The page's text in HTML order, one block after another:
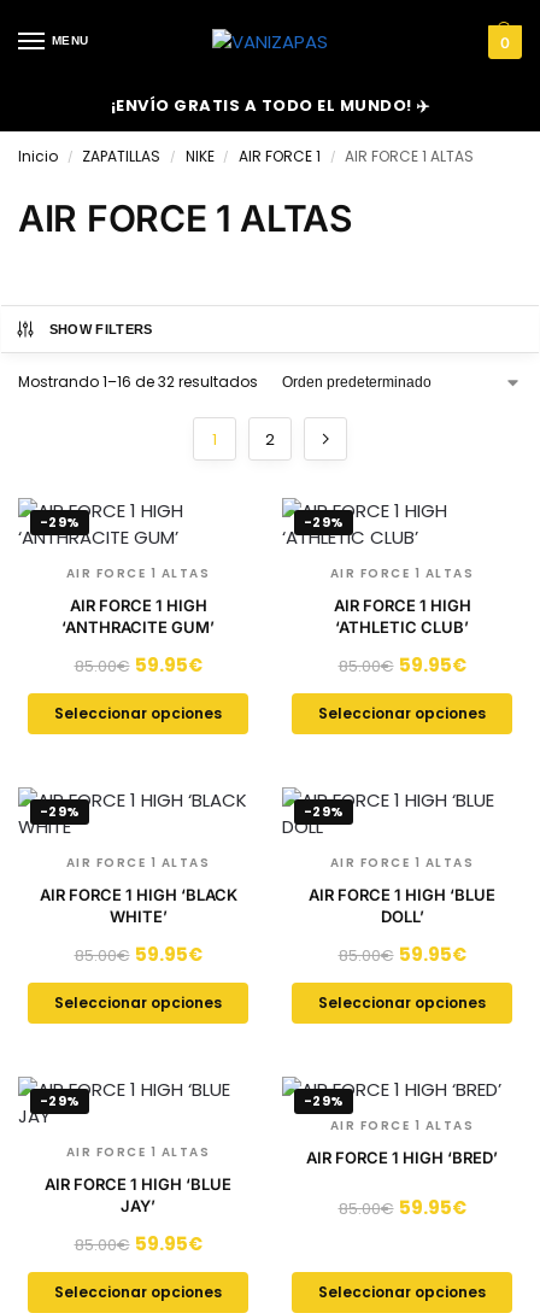
MENU 0
¡ENVÍO GRATIS A TODO EL MUNDO! ✈️
Inicio / ZAPATILLAS / NIKE / AIR FORCE 1 / AIR FORCE 1 ALTAS
AIR FORCE 1 ALTAS
SHOW FILTERS
Mostrando 1–16 de 32 resultados
1 2
-29%
AIR FORCE 1 ALTAS
AIR FORCE 1 HIGH
‘ANTHRACITE GUM’
85.00€ 59.95€
Seleccionar opciones
-29%
AIR FORCE 1 ALTAS
AIR FORCE 1 HIGH
‘ATHLETIC CLUB’
85.00€ 59.95€
Seleccionar opciones
-29%
AIR FORCE 1 ALTAS
AIR FORCE 1 HIGH ‘BLACK
WHITE’
85.00€ 59.95€
Seleccionar opciones
-29%
AIR FORCE 1 ALTAS
AIR FORCE 1 HIGH ‘BLUE
DOLL’
85.00€ 59.95€
Seleccionar opciones
-29%
AIR FORCE 1 ALTAS
AIR FORCE 1 HIGH ‘BLUE
JAY’
85.00€ 59.95€
Seleccionar opciones
-29%
AIR FORCE 1 ALTAS
AIR FORCE 1 HIGH ‘BRED’
85.00€ 59.95€
Seleccionar opciones